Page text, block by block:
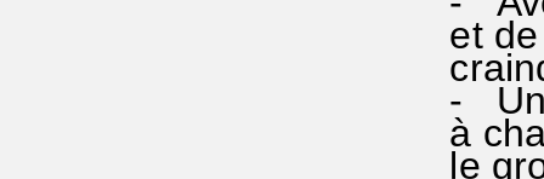
et de
-
à
le